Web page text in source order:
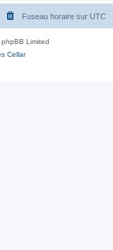
Fuseau horaire sur UTC
Limited
Cellar